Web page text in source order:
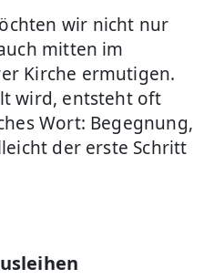
wir nicht nur
mitten im
Kirche ermutigen.
wird, entsteht oft
Wort: Begegnung,
der erste Schritt